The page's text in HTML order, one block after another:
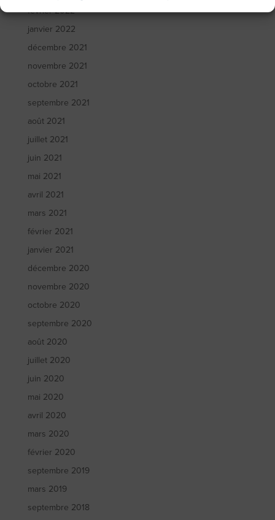
février 2022
janvier 2022
décembre 2021
novembre 2021
octobre 2021
septembre 2021
août 2021
juillet 2021
juin 2021
mai 2021
avril 2021
mars 2021
février 2021
janvier 2021
décembre 2020
novembre 2020
octobre 2020
septembre 2020
août 2020
juillet 2020
juin 2020
mai 2020
avril 2020
mars 2020
février 2020
septembre 2019
mars 2019
septembre 2018